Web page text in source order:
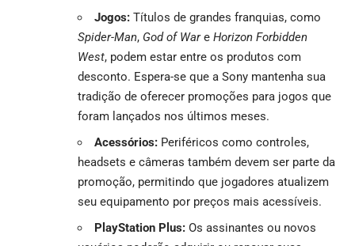
Jogos: Títulos de grandes franquias, como
Spider-Man, God of Ware Horizon Forbidden
West, podem estar entre os produtos com
desconto. Espera-se que a Sony mantenha sua
tradição de oferecer promoções para jogos que
foram lançados nos últimos meses.
Acessórios: Periféricos como controles,
headsets e câmeras também devem ser parte da
promoção, permitindo que jogadores atualizem
seu equipamento por preços mais acessíveis.
PlayStation Plus: Os assinantes ou novos